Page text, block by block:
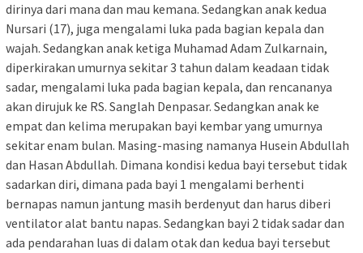
dirinya dari mana dan mau kemana. Sedangkan anak kedua
Nursari (17), juga mengalami luka pada bagian kepala dan
wajah. Sedangkan anak ketiga Muhamad Adam Zulkarnain,
diperkirakan umurnya sekitar 3 tahun dalam keadaan tidak
sadar, mengalami luka pada bagian kepala, dan rencananya
akan dirujuk ke RS. Sanglah Denpasar. Sedangkan anak ke
empat dan kelima merupakan bayi kembar yang umurnya
sekitar enam bulan. Masing-masing namanya Husein Abdullah
dan Hasan Abdullah. Dimana kondisi kedua bayi tersebut tidak
sadarkan diri, dimana pada bayi 1 mengalami berhenti
bernapas namun jantung masih berdenyut dan harus diberi
ventilator alat bantu napas. Sedangkan bayi 2 tidak sadar dan
ada pendarahan luas di dalam otak dan kedua bayi tersebut